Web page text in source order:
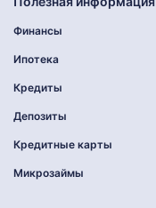
Финансы
Ипотека
Кредиты
Депозиты
Кредитные карты
Микрозаймы